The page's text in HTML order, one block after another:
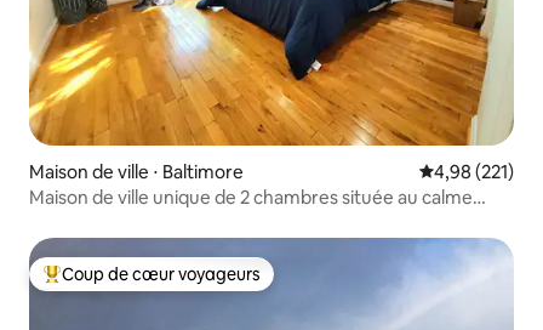
Maison de ville ⋅ Baltimore Évaluation
4,98 (221)
Maison de ville unique de 2 chambres située au calme
Coups de cœur voyageurs les plus appréciés
Coup de cœur voyageurs